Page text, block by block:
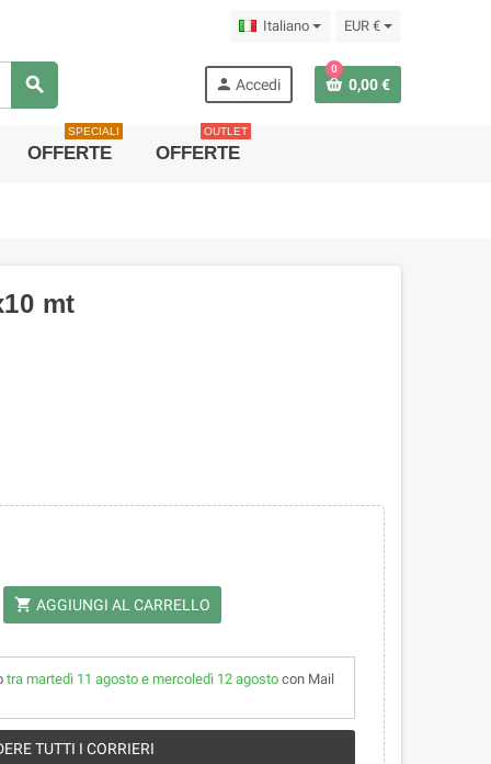
Italiano EUR €
search person Accedi
0
0,00 €
OFFERTE
SPECIALI
OFFERTE
OUTLET
mt
shopping_cart AGGIUNGI AL CARRELLO
tra martedì 11 agosto e mercoledì 12 agosto con Mail
TUTTI I CORRIERI